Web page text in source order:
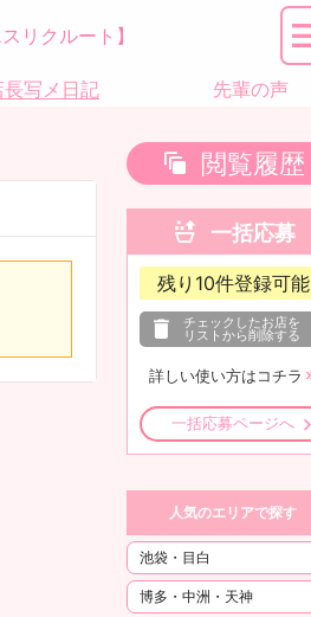
リクルート】
長写メ日記 先輩の声
閲覧履歴
一括応募
残り 10件登録可能
チェックしたお店を
リストから削除する
詳しい使い方はコチラ
一括応募ページへ
人気のエリアで探す
池袋・目白
博多・中洲・天神